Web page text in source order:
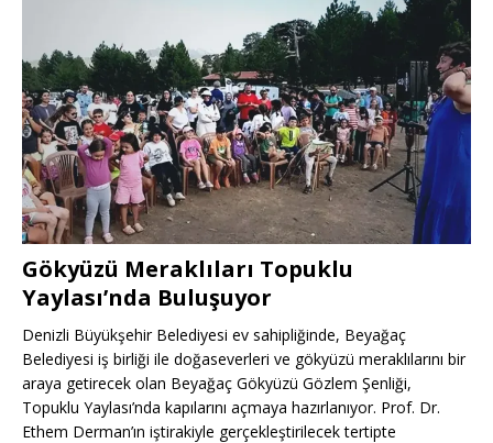
Gökyüzü Meraklıları Topuklu
Yaylası’nda Buluşuyor
Denizli Büyükşehir Belediyesi ev sahipliğinde, Beyağaç
Belediyesi iş birliği ile doğaseverleri ve gökyüzü meraklılarını bir
araya getirecek olan Beyağaç Gökyüzü Gözlem Şenliği,
Topuklu Yaylası’nda kapılarını açmaya hazırlanıyor. Prof. Dr.
Ethem Derman’ın iştirakiyle gerçekleştirilecek tertipte